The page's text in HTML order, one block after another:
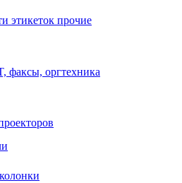
этикеток прочие
факсы, оргтехника